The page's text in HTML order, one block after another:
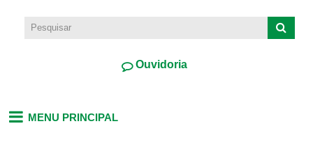
Ouvidoria
MENU PRINCIPAL